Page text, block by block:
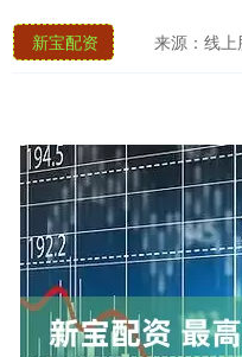
新宝配资 来源：线